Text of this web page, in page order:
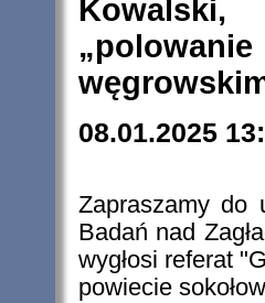
08.01.2025
Zapraszamy do
Badań nad
wygłosi referat
powiecie